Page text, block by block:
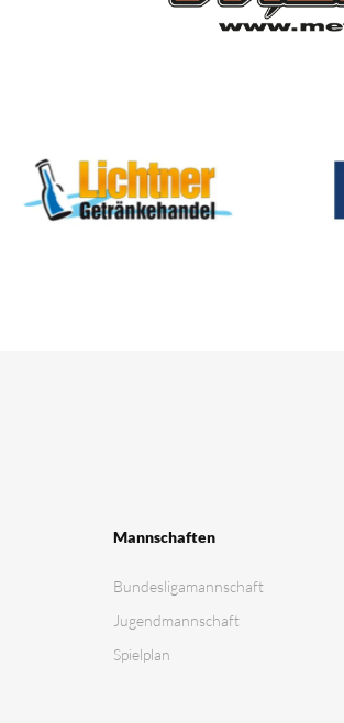
Mannschaften
Bundesligamannschaft
Jugendmannschaft
Spielplan